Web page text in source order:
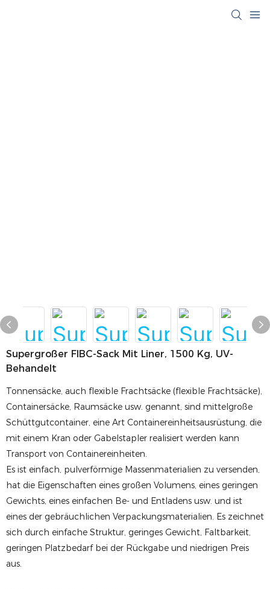
Supergroßer FIBC-Sack Mit Liner, 1500 Kg, UV-
Behandelt
Tonnensäcke, auch flexible Frachtsäcke (flexible Frachtsäcke),
Containersäcke, Raumsäcke usw. genannt, sind mittelgroße
Schüttgutcontainer, eine Art Containereinheitsausrüstung, die
mit einem Kran oder Gabelstapler realisiert werden kann
Transport von Containereinheiten.
Es ist einfach, pulverförmige Massenmaterialien zu versenden,
hat die Eigenschaften eines großen Volumens, eines geringen
Gewichts, eines einfachen Be- und Entladens usw. und ist
eines der gebräuchlichen Verpackungsmaterialien. Es zeichnet
sich durch einfache Struktur, geringes Gewicht, Faltbarkeit,
geringen Platzbedarf bei der Rückgabe und niedrigen Preis
aus.